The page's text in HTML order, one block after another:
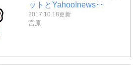
ットとYahoo!news･･
2017.10.18更新
宮原